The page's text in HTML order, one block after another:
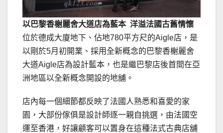
以巴黎香榭麗舍大道店為藍本 洋溢法國古舊情懷
位於德成大廈地下、佔地780平方尺的Aigle店，是
以剛於5月初開業、採用全新概念的巴黎香榭麗舍
大道Aigle店為設計藍本，也是繼巴黎店後首間在亞
洲地區以全新概念開設的地舖。
店內每一個細節都反映了法國人熟悉和喜愛的家
園，大部份傢俱是設計師逐一親自挑選，由法國空
運至香港，好讓顧客可以置身在這種法式古典店舖